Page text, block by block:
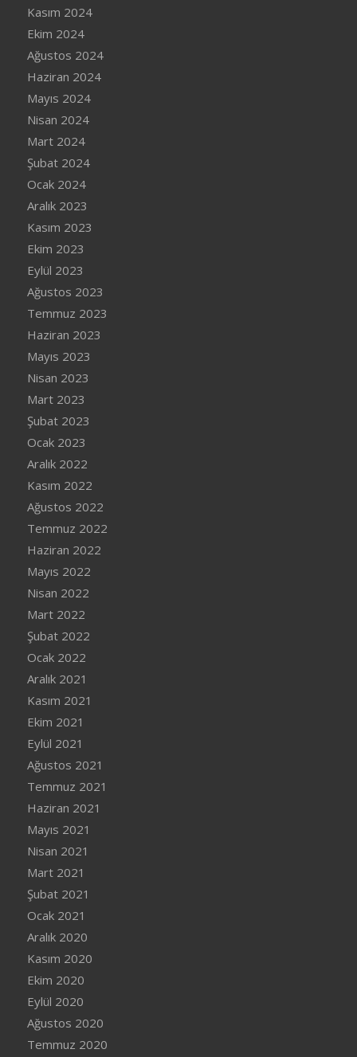
Kasım 2024
Ekim 2024
Ağustos 2024
Haziran 2024
Mayıs 2024
Nisan 2024
Mart 2024
Şubat 2024
Ocak 2024
Aralık 2023
Kasım 2023
Ekim 2023
Eylül 2023
Ağustos 2023
Temmuz 2023
Haziran 2023
Mayıs 2023
Nisan 2023
Mart 2023
Şubat 2023
Ocak 2023
Aralık 2022
Kasım 2022
Ağustos 2022
Temmuz 2022
Haziran 2022
Mayıs 2022
Nisan 2022
Mart 2022
Şubat 2022
Ocak 2022
Aralık 2021
Kasım 2021
Ekim 2021
Eylül 2021
Ağustos 2021
Temmuz 2021
Haziran 2021
Mayıs 2021
Nisan 2021
Mart 2021
Şubat 2021
Ocak 2021
Aralık 2020
Kasım 2020
Ekim 2020
Eylül 2020
Ağustos 2020
Temmuz 2020